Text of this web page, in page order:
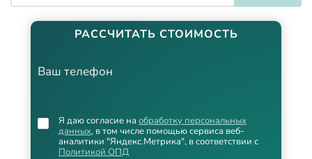
РАССЧИТАТЬ СТОИМОСТЬ
Ваш телефон
Я даю согласие на обработку персональных
данных, в том числе помощью сервиса веб-
аналитики "Яндекс.Метрика", в соответствии с
Политикой ОПД